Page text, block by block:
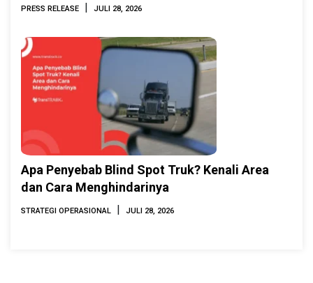
PRESS RELEASE | JULI 28, 2026
Apa Penyebab Blind Spot Truk? Kenali Area
dan Cara Menghindarinya
STRATEGI OPERASIONAL | JULI 28, 2026